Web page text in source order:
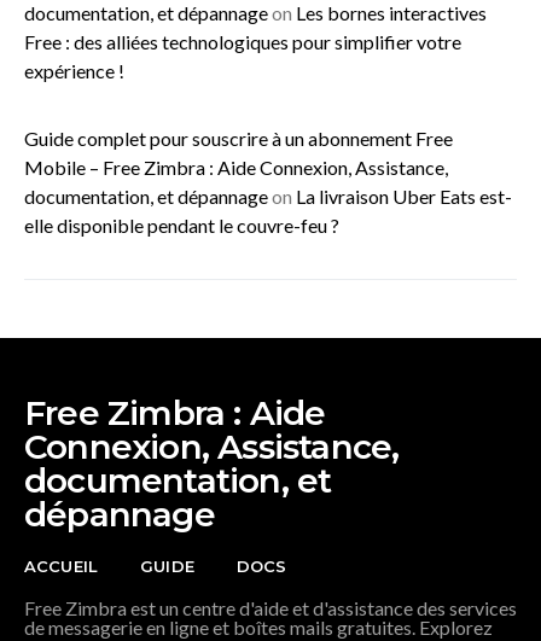
documentation, et dépannageon Les bornes interactives
Free : des alliées technologiques pour simplifier votre
expérience !
Guide complet pour souscrire à un abonnement Free
Mobile – Free Zimbra : Aide Connexion, Assistance,
documentation, et dépannageon La livraison Uber Eats est-
elle disponible pendant le couvre-feu ?
Free Zimbra : Aide
Connexion, Assistance,
documentation, et
dépannage
ACCUEIL GUIDE DOCS
Free Zimbra est un centre d'aide et d'assistance des services
de messagerie en ligne et boîtes mails gratuites. Explorez